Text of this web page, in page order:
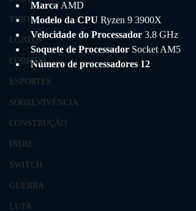
TIRO
LGBTQ+
CORRIDA
ESPORTES
SOBREVIVÊNCIA
CONSTRUÇÃO
INDIE
SWITCH
GUERRA
LUTA
Marca AMD
Modelo da CPU Ryzen 9 3900X
Velocidade do Processador 3.8 GHz
Soquete de Processador Socket AM5
Número de processadores 12